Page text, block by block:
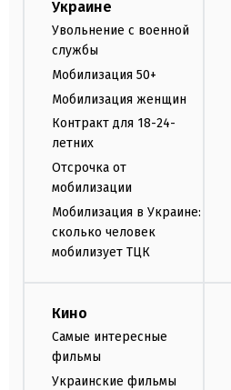
Украине
Увольнение с военной
службы
Мобилизация 50+
Мобилизация женщин
Контракт для 18-24-
летних
Отсрочка от
мобилизации
Мобилизация в Украине:
сколько человек
мобилизует ТЦК
Кино
Самые интересные
фильмы
Украинские фильмы